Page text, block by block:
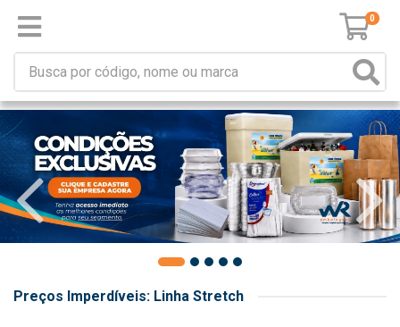
0
Preços Imperdíveis: Linha Stretch